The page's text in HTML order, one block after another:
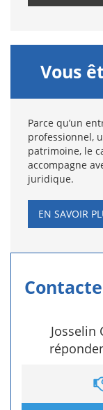
Vous
Parce qu’un
professionnel,
patrimoine, le
accompagne
juridique.
EN SAVOIR
Josselin